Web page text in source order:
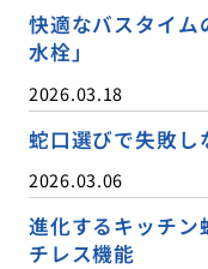
快適なバスタイム
水栓」
2026.03.18
蛇口選びで失敗し
2026.03.06
進化するキッチン
チレス機能